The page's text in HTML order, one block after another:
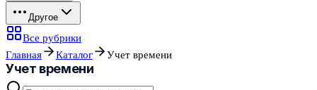
Другое
Все рубрики
Главная
Каталог Учет времени
Учет времени